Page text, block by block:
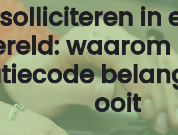
in
waarom
ooit